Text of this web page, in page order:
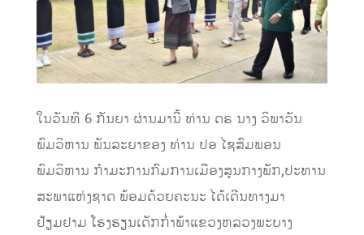
ໃນວັນທີ 6ກັນຍາ ຜ່ານມານີ້ ທ່ານ ດຣ ນາງ ວິພາວັນ
ພົມວິຫານ ພັນລະຍາຂອງ ທ່ານ ປອ ໄຊສົມພອນ
ພົມວິຫານ ກຳມະການກົມການເມືອງສູນກາງພັກ,ປະທານ
ສະພາແຫ່ງຊາດ ພ້ອມດ້ວຍຄະນະ ໄດ້ເດີນທາງມາ
ຢ້ຽມຢາມ ໂຮງຮຽນເດັກກໍ່າພ້າແຂວງຫລວງພະບາງ